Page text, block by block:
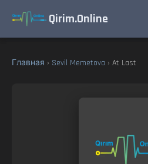
Qirim.Online
Главная › Sevil Memetova › At Last